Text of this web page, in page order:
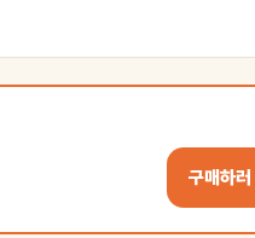
구매하러